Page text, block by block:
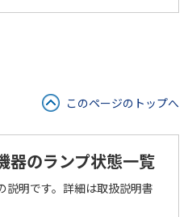
このページのトップへ
器のランプ状態一覧
説明です。詳細は取扱説明書